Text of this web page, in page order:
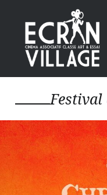
contenu
principal
ÉCRAN
Festival